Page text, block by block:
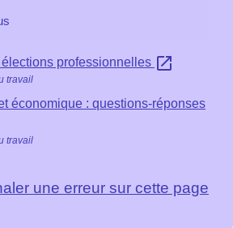
professionnelles open_in_new
travail
économique : questions-réponses
travail
une erreur sur cette page